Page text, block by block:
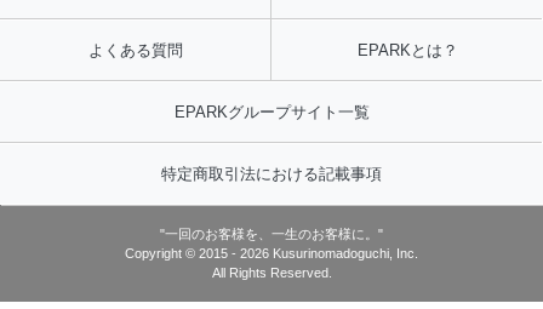
よくある質問 EPARKとは？
EPARKグループサイト一覧
特定商取引法における記載事項
"一回のお客様を、一生のお客様に。"
Copyright © 2015 - 2026 Kusurinomadoguchi, Inc.
All Rights Reserved.